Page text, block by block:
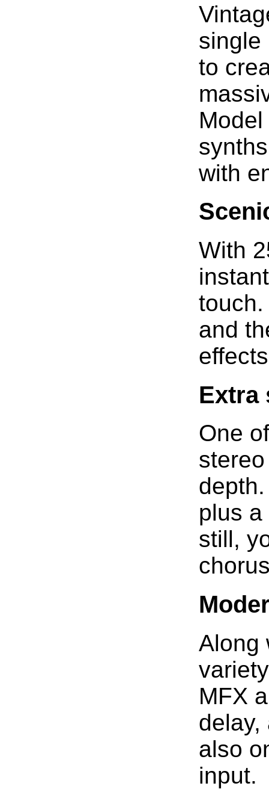
single
to
with
With
and
Extra
One
plus
still,
Along
MFX
delay,
also
input.